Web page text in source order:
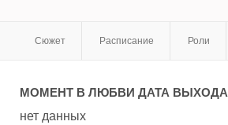
Сюжет Расписание Роли
МОМЕНТ В ЛЮБВИ ДАТА ВЫХОДА
нет данных